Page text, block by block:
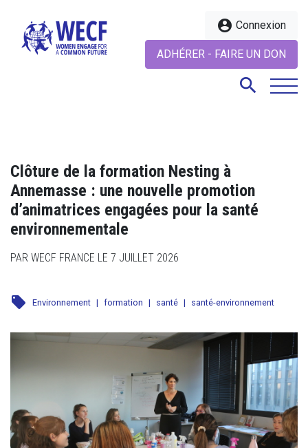
account_circle Connexion
ADHÉRER - FAIRE UN DON
search
Clôture de la formation Nesting à
Annemasse : une nouvelle promotion
d’animatrices engagées pour la santé
environnementale
PAR WECF FRANCE LE 7 JUILLET 2026
local_offer Environnement | formation | santé | santé-environnement